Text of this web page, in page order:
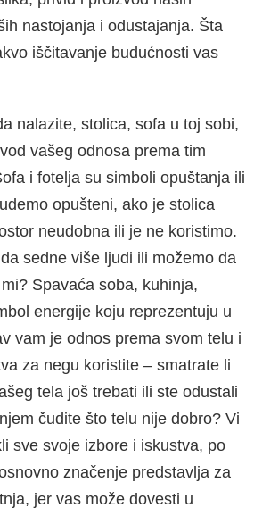
nastojanja i odustajanja. Šta
iščitavanje budućno­sti vas
nalazite, stolica, sofa u toj sobi,
vašeg odnosa pre­ma tim
i fotelja su simboli opuštanja ili
opušteni, ako je stolica
neudobna ili je ne koristimo.
sedne više ljudi ili možemo da
Spavaća soba, kuhinja,
energije koju reprezentuju u
vam je odnos prema svom telu i
za negu koristite – smatrate li
tela još trebati ili ste odustali
čudite što telu nije dobro? Vi
sve svoje izbore i iskustva, po
značenje predstavlja za
jer vas može dovesti u